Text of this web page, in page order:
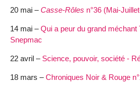
20 mai –Casse-Rôles n°36 (Mai-
14 mai –Qui a peur du grand méchant
Snepmac
22 avril – Science, pouvoir, société -
18 mars –Chroniques Noir & Rouge